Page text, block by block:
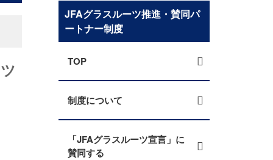
JFAグラスルーツ推進・賛同パ
ートナー制度
TOP
制度について
「JFAグラスルーツ宣言」に
賛同する